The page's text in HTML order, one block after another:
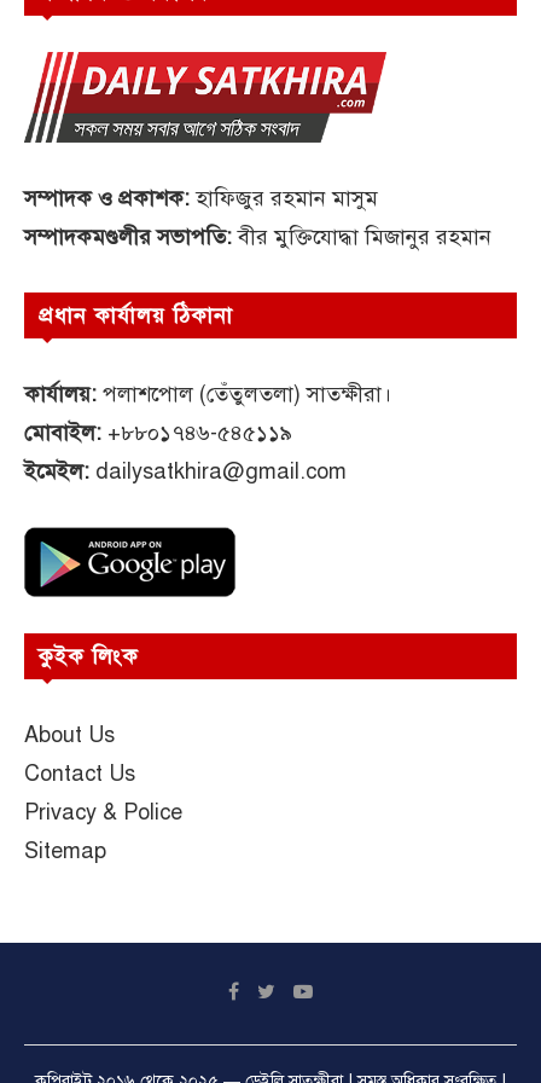
সম্পাদক ও প্রকাশক:হাফিজুর রহমান মাসুম
সম্পাদকমণ্ডলীর সভাপতি:বীর মুক্তিযোদ্ধা মিজানুর রহমান
প্রধান কার্যালয় ঠিকানা
কার্যালয়: পলাশপোল (তেঁতুলতলা) সাতক্ষীরা।
মোবাইল: +৮৮০১৭৪৬-৫৪৫১১৯
ইমেইল: dailysatkhira@gmail.com
কুইক লিংক
About Us
Contact Us
Privacy & Police
Sitemap